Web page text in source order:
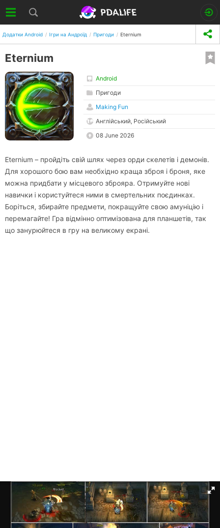
Додатки Android Ігри на Андроїд Пригоди Eternium
Eternium
Android
Пригоди
Making Fun
Англійський, Російський
08 June 2026
Eternium – пройдіть свій шлях через орди скелетів і демонів.
Для хорошого бою вам необхідно краща зброя і броня, яке
можна придбати у місцевого зброяра. Отримуйте нові
навички і користуйтеся ними в смертельних поєдинках.
Боріться, збирайте предмети, покращуйте свою амуніцію і
перемагайте! Гра відмінно оптимізована для планшетів, так
що занурюйтеся в гру на великому екрані.